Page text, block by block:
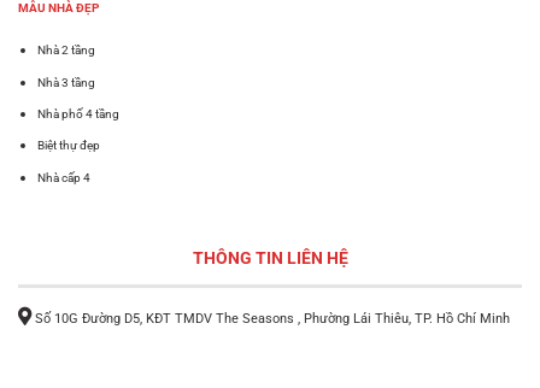
MẪU NHÀ ĐẸP
Nhà 2 tầng
Nhà 3 tầng
Nhà phố 4 tầng
Biệt thự đẹp
Nhà cấp 4
THÔNG TIN LIÊN HỆ
Số 10G Đường D5, KĐT TMDV The Seasons , Phường Lái Thiêu, TP. Hồ Chí Minh